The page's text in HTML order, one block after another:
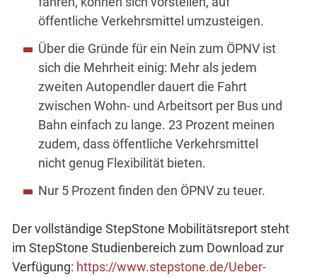
öffentliche Verkehrsmittel umzusteigen.
Über die Gründe für ein Nein zum ÖPNV ist
sich die Mehrheit einig: Mehr als jedem
zweiten Autopendler dauert die Fahrt
zwischen Wohn- und Arbeitsort per Bus und
Bahn einfach zu lange. 23 Prozent meinen
zudem, dass öffentliche Verkehrsmittel
nicht genug Flexibilität bieten.
Nur 5 Prozent finden den ÖPNV zu teuer.
Der vollständige StepStone Mobilitätsreport steht
im StepStone Studienbereich zum Download zur
Verfügung: https://www.stepstone.de/Ueber-